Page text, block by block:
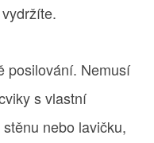
posilování. Nemusí
s vlastní
nebo lavičku,